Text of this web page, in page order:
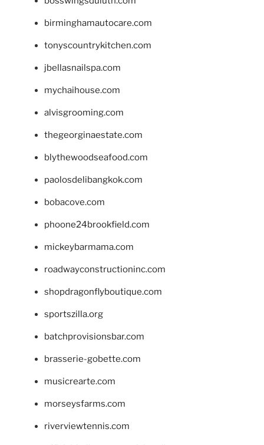
birminghamautocare.com
tonyscountrykitchen.com
jbellasnailspa.com
mychaihouse.com
alvisgrooming.com
thegeorginaestate.com
blythewoodseafood.com
paolosdelibangkok.com
bobacove.com
phoone24brookfield.com
mickeybarmama.com
roadwayconstructioninc.com
shopdragonflyboutique.com
sportszilla.org
batchprovisionsbar.com
brasserie-gobette.com
musicrearte.com
morseysfarms.com
riverviewtennis.com